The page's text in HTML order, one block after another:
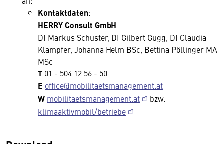
Kontaktdaten:
HERRY Consult GmbH
DI Markus Schuster, DI Gilbert Gugg, DI Claudia
Klampfer, Johanna Helm BSc, Bettina Pöllinger MA
MSc
T 01 - 504 12 56 - 50
E office@mobilitaetsmanagement.at
W mobilitaetsmanagement.at
bzw.
klimaaktivmobil/betriebe